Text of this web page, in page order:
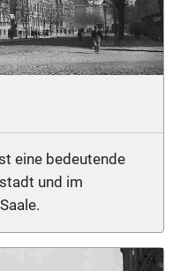
eine bedeutende
und im